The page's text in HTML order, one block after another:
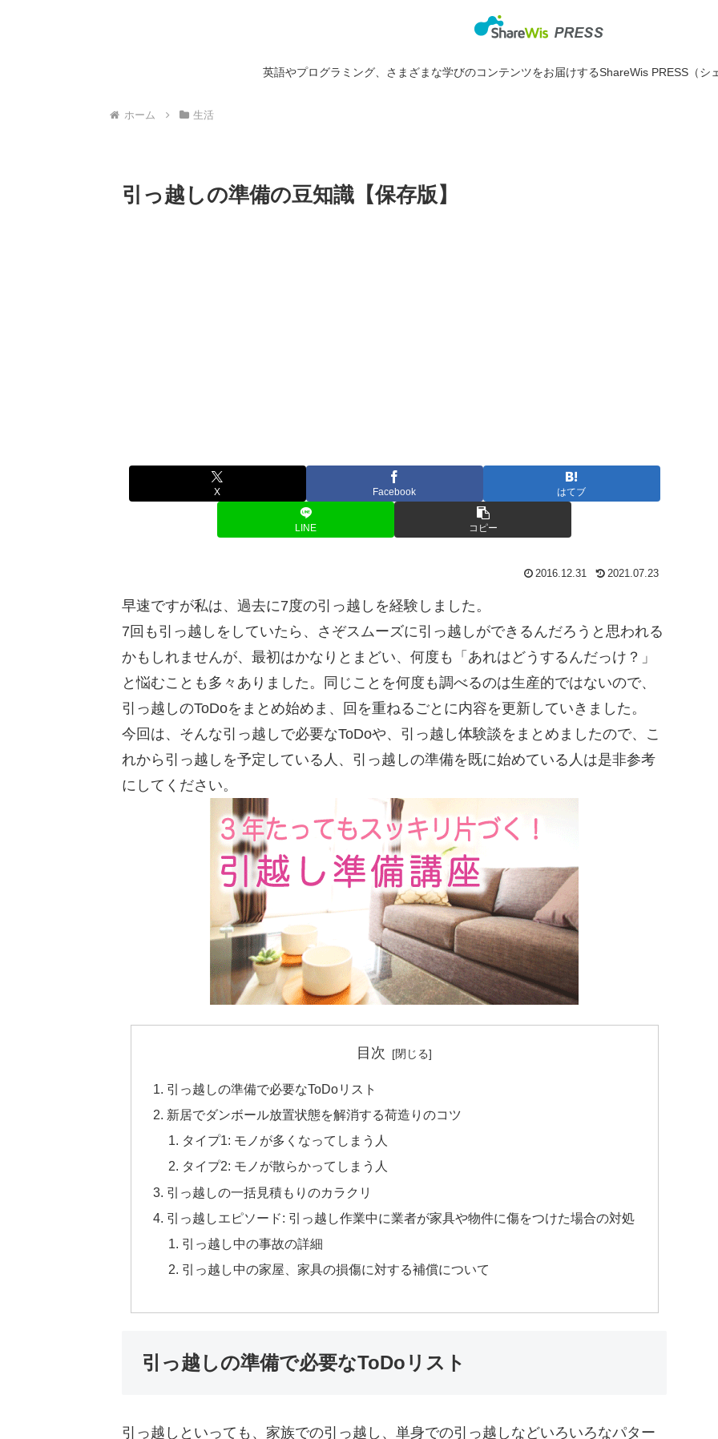
英語やプログラミング、さまざまな学びのコンテンツをお届けするShareWis PRESS（シ
ホーム 生活
引っ越しの準備の豆知識【保存版】
X Facebook はてブ
LINE コピー
2016.12.31 2021.07.23
早速ですが私は、過去に7度の引っ越しを経験しました。
7回も引っ越しをしていたら、さぞスムーズに引っ越しができるんだろうと思われる
かもしれませんが、最初はかなりとまどい、何度も「あれはどうするんだっけ？」
と悩むことも多々ありました。同じことを何度も調べるのは生産的ではないので、
引っ越しのToDoをまとめ始めま、回を重ねるごとに内容を更新していきました。
今回は、そんな引っ越しで必要なToDoや、引っ越し体験談をまとめましたので、こ
れから引っ越しを予定している人、引っ越しの準備を既に始めている人は是非参考
にしてください。
目次
引っ越しの準備で必要なToDoリスト
新居でダンボール放置状態を解消する荷造りのコツ
タイプ1: モノが多くなってしまう人
タイプ2: モノが散らかってしまう人
引っ越しの一括見積もりのカラクリ
引っ越しエピソード: 引っ越し作業中に業者が家具や物件に傷をつけた場合の対処
引っ越し中の事故の詳細
引っ越し中の家屋、家具の損傷に対する補償について
引っ越しの準備で必要なToDoリスト
引っ越しといっても、家族での引っ越し、単身での引っ越しなどいろいろなパター